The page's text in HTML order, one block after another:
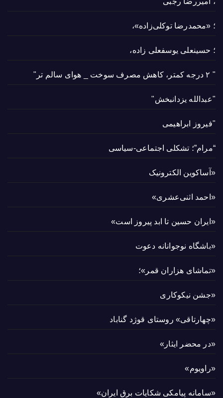
؛ «محمدرضا توکلی‌زاده»،
؛ حسینعلی یوسفعلی زاده،
" ۲ درجه کمتر، کاهش مصرف سوخت _ هوای سالم تر"
"عبدالله یزدانبخش"
"فیروز ابراهیمی
“مرام”؛ تشکلی اجتماعی-سیاسی
«آساکوین الکترونیک
«احمد اثنی‌عشری»
«ایران حسین تا ابد پیروز است»
«باشگاه نوجوانانه دعوت
«تماشای هزاران قمر»؛
«جشن نیکوکاری
«چهارتاقی» روستای قوژد گناباد
«در محضر ایثار»
«راویوم»
«سامانه پیامکی شکایات برق ایران»